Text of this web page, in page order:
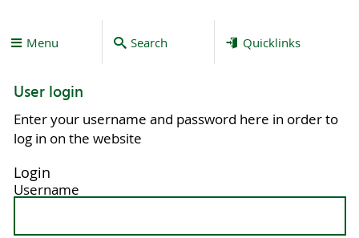
Menu Search Quicklinks
User login
Enter your username and password here in order to
log in on the website
Login
Username